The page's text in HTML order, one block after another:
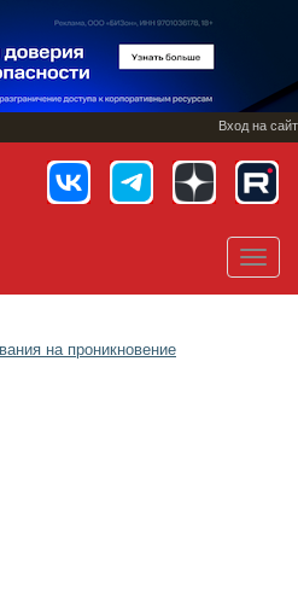
Вход на сайт
на проникновение